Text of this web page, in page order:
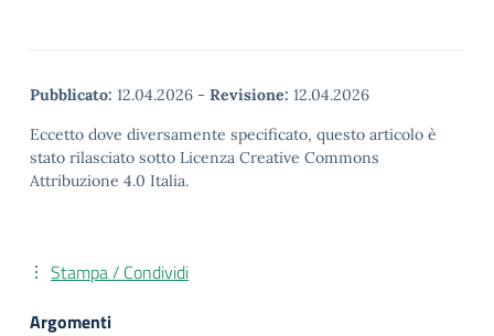
Pubblicato: 12.04.2026 - Revisione: 12.04.2026
Eccetto dove diversamente specificato, questo articolo è
stato rilasciato sotto Licenza Creative Commons
Attribuzione 4.0 Italia.
Stampa / Condividi
Argomenti